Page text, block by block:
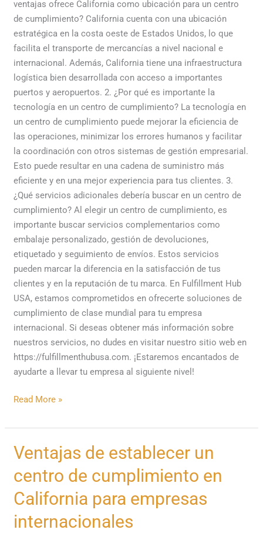
ventajas ofrece California como ubicación para un centro
de cumplimiento? California cuenta con una ubicación
estratégica en la costa oeste de Estados Unidos, lo que
facilita el transporte de mercancías a nivel nacional e
internacional. Además, California tiene una infraestructura
logística bien desarrollada con acceso a importantes
puertos y aeropuertos. 2. ¿Por qué es importante la
tecnología en un centro de cumplimiento? La tecnología en
un centro de cumplimiento puede mejorar la eficiencia de
las operaciones, minimizar los errores humanos y facilitar
la coordinación con otros sistemas de gestión empresarial.
Esto puede resultar en una cadena de suministro más
eficiente y en una mejor experiencia para tus clientes. 3.
¿Qué servicios adicionales debería buscar en un centro de
cumplimiento? Al elegir un centro de cumplimiento, es
importante buscar servicios complementarios como
embalaje personalizado, gestión de devoluciones,
etiquetado y seguimiento de envíos. Estos servicios
pueden marcar la diferencia en la satisfacción de tus
clientes y en la reputación de tu marca. En Fulfillment Hub
USA, estamos comprometidos en ofrecerte soluciones de
cumplimiento de clase mundial para tu empresa
internacional. Si deseas obtener más información sobre
nuestros servicios, no dudes en visitar nuestro sitio web en
https://fulfillmenthubusa.com. ¡Estaremos encantados de
ayudarte a llevar tu empresa al siguiente nivel!
Read More »
Ventajas de establecer un
centro de cumplimiento en
California para empresas
internacionales
Ventajas
de
establecer
un
centro
de